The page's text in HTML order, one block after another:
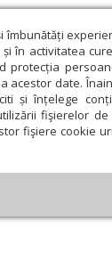
în activitatea
protecția
acestor date.
și înțelege
fişierelor
fişiere cookie
Cultură
Pilda zilei